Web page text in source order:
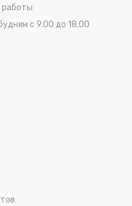
работы
с 9.00 до 18.00